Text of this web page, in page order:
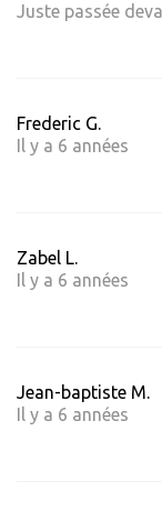
Juste passée
Frederic G.
Il y a 6 années
Zabel L.
Il y a 6 années
Jean-baptiste M.
Il y a 6 années